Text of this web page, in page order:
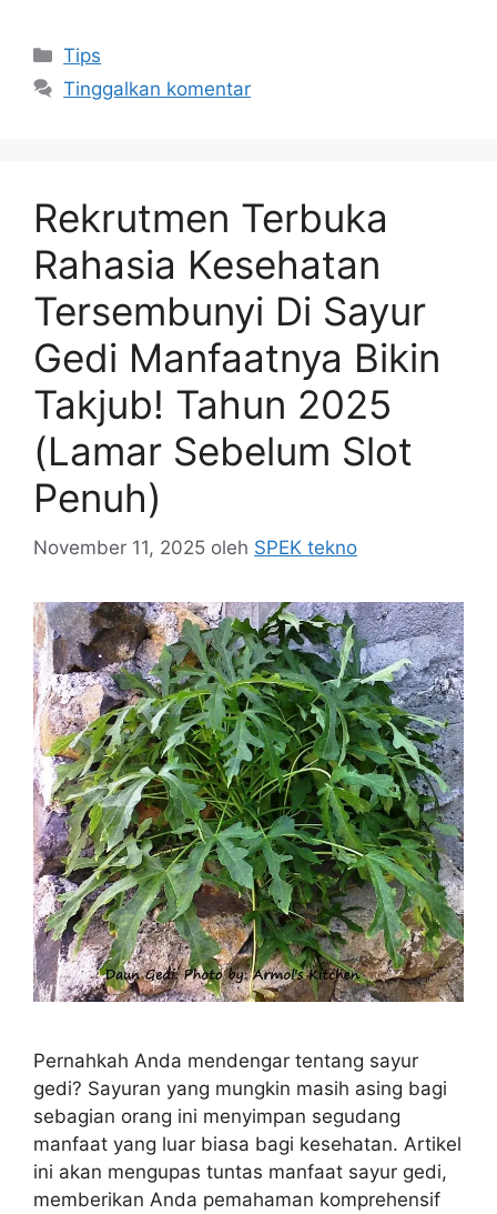
Kategori
Tips
Tinggalkan komentar
Rekrutmen Terbuka
Rahasia Kesehatan
Tersembunyi Di Sayur
Gedi Manfaatnya Bikin
Takjub! Tahun 2025
(Lamar Sebelum Slot
Penuh)
November 11, 2025 oleh SPEK tekno
Pernahkah Anda mendengar tentang sayur
gedi? Sayuran yang mungkin masih asing bagi
sebagian orang ini menyimpan segudang
manfaat yang luar biasa bagi kesehatan. Artikel
ini akan mengupas tuntas manfaat sayur gedi,
memberikan Anda pemahaman komprehensif